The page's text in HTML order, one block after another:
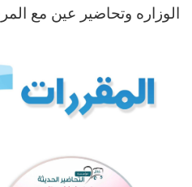
الوزاره وتحاضير عين مع